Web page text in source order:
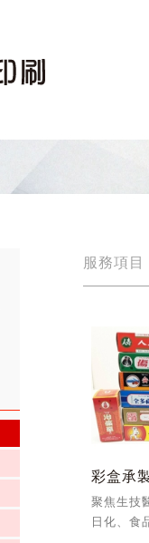
服務項目
彩盒承
聚焦生技
日化、食